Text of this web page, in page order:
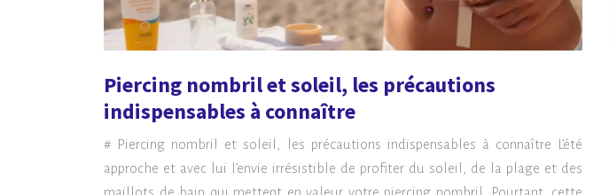
Piercing nombril et soleil, les précautions
indispensables à connaître
# Piercing nombril et soleil, les précautions indispensables à connaître L’été
approche et avec lui l’envie irrésistible de profiter du soleil, de la plage et des
maillots de bain qui mettent en valeur votre piercing nombril. Pourtant, cette